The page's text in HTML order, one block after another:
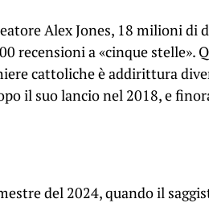
Alex Jones, 18 milioni di
recensioni a «cinque stelle».
cattoliche è addirittura
il suo lancio nel 2018, e
del 2024, quando il